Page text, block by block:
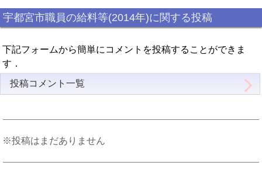
宇都宮市職員の給料等(2014年)に関する投稿
下記フォームから簡単にコメントを投稿することができま
す．
投稿コメント一覧
※投稿はまだありません